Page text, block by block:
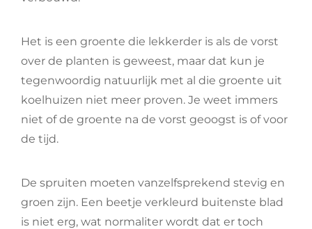
Het is een groente die lekkerder is als de vorst
over de planten is geweest, maar dat kun je
tegenwoordig natuurlijk met al die groente uit
koelhuizen niet meer proven. Je weet immers
niet of de groente na de vorst geoogst is of voor
de tijd.
De spruiten moeten vanzelfsprekend stevig en
groen zijn. Een beetje verkleurd buitenste blad
is niet erg, wat normaliter wordt dat er toch